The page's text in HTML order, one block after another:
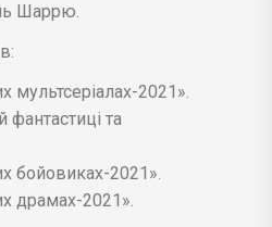
Шаррю.
мультсеріалах-2021».
фантастиці та
бойовиках-2021».
драмах-2021».